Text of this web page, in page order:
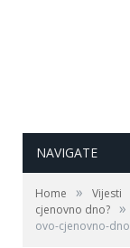
NAVIGATE
Home » Vijesti
cjenovno dno? »
ovo-cjenovno-dno